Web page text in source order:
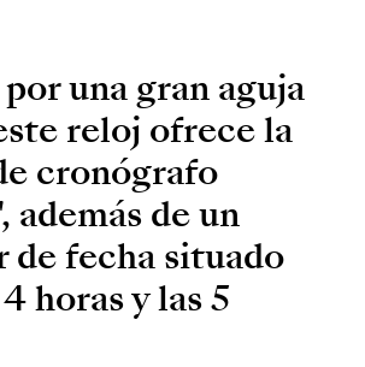
una gran aguja
reloj ofrece la
cronógrafo
de un
de fecha situado
horas y las 5